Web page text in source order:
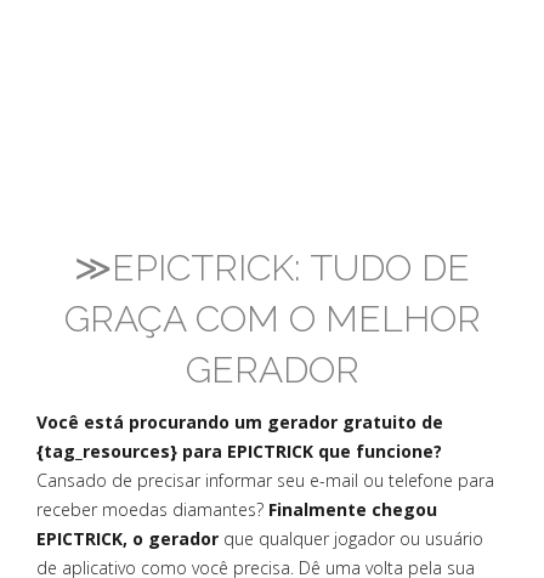
≫EPICTRICK: TUDO DE
GRAÇA COM O MELHOR
GERADOR
Você está procurando um gerador gratuito de
{tag_resources} para EPICTRICK que funcione?
Cansado de precisar informar seu e-mail ou telefone para
receber moedas diamantes? Finalmente chegou
EPICTRICK, o gerador que qualquer jogador ou usuário
de aplicativo como você precisa. Dê uma volta pela sua